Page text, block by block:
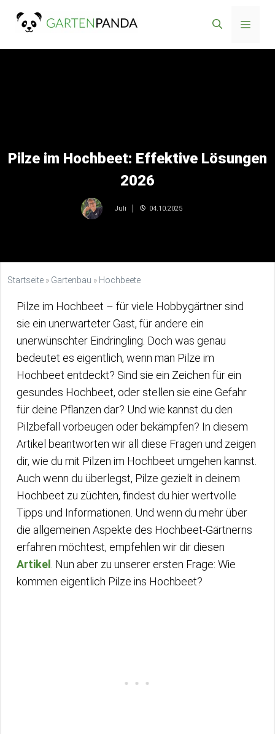
Inhalt
Menü
Pilze im Hochbeet: Effektive Lösungen
2026
Juli 04.10.2025
Startseite » Gartenbau » Hochbeete
Pilze im Hochbeet – für viele Hobbygärtner sind
sie ein unerwarteter Gast, für andere ein
unerwünschter Eindringling. Doch was genau
bedeutet es eigentlich, wenn man Pilze im
Hochbeet entdeckt? Sind sie ein Zeichen für ein
gesundes Hochbeet, oder stellen sie eine Gefahr
für deine Pflanzen dar? Und wie kannst du den
Pilzbefall vorbeugen oder bekämpfen? In diesem
Artikel beantworten wir all diese Fragen und zeigen
dir, wie du mit Pilzen im Hochbeet umgehen kannst.
Auch wenn du überlegst, Pilze gezielt in deinem
Hochbeet zu züchten, findest du hier wertvolle
Tipps und Informationen. Und wenn du mehr über
die allgemeinen Aspekte des Hochbeet-Gärtnerns
erfahren möchtest, empfehlen wir dir diesen
Artikel
. Nun aber zu unserer ersten Frage: Wie
kommen eigentlich Pilze ins Hochbeet?